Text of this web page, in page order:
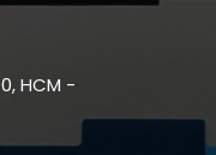
HCM -